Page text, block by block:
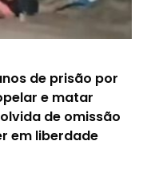
de prisão por
e matar
de omissão
em liberdade